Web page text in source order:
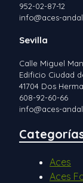
952-02-87-12
info@aces-
Sevilla
Calle Miguel
Edificio Ciudad
41704 Dos
608-92-60-66
info@aces-
Aces
Aces